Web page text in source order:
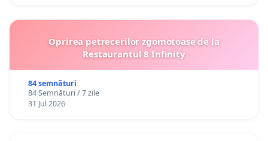
Oprirea petrecerilor zgomotoase de la
Restaurantul 8 Infinity
84 semnături
84 Semnături / 7 zile
31 Jul 2026